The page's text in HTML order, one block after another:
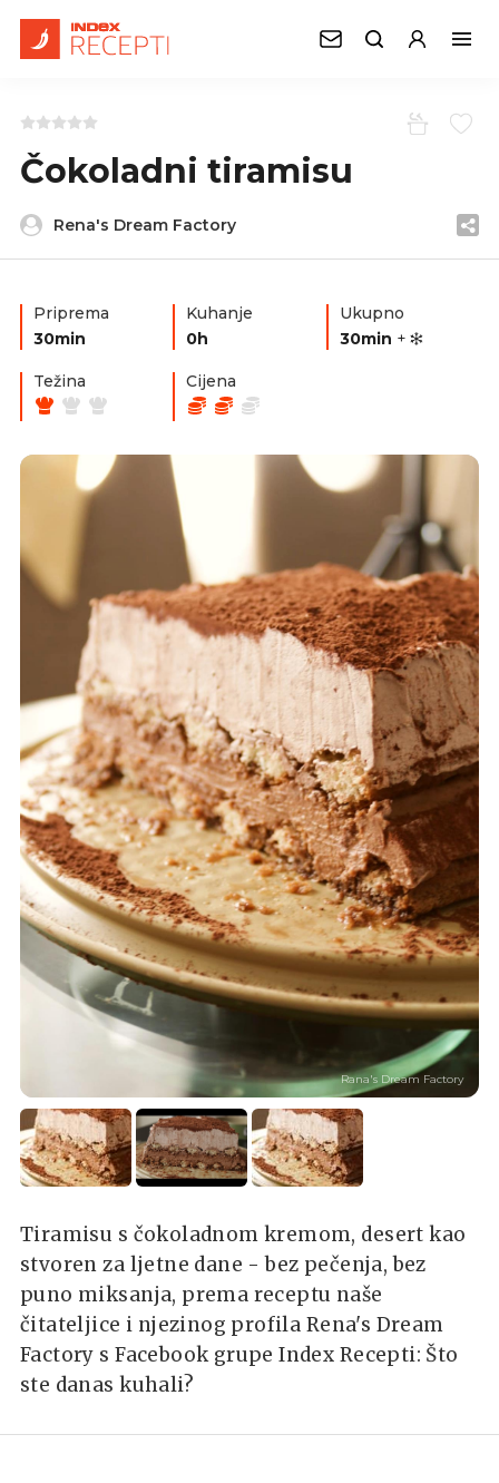
Čokoladni tiramisu
Rena's Dream Factory
Priprema
30min
Kuhanje
0h
Ukupno
30min +
Težina Cijena
Rana's Dream Factory
Tiramisu s čokoladnom kremom, desert kao
stvoren za ljetne dane - bez pečenja, bez
puno miksanja, prema receptu naše
čitateljice i njezinog profila Rena's Dream
Factory s Facebook grupe Index Recepti: Što
ste danas kuhali?